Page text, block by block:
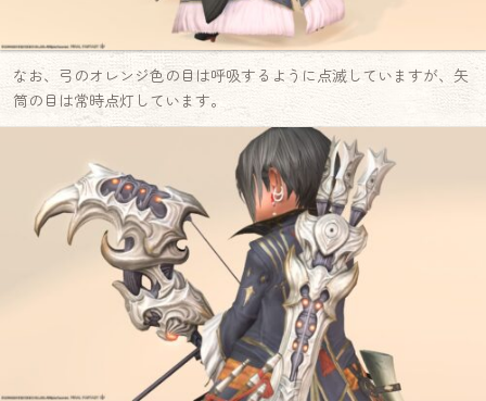
なお、弓のオレンジ色の目は呼吸するように点滅していますが、矢
筒の目は常時点灯しています。